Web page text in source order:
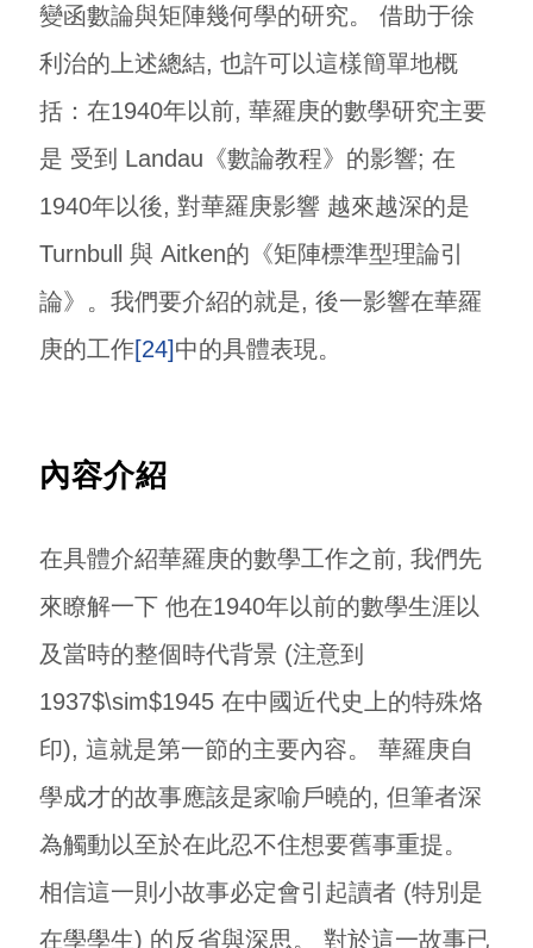
變函數論與矩陣幾何學的研究。 借助于徐
利治的上述總結, 也許可以這樣簡單地概
括：在1940年以前, 華羅庚的數學研究主要
是 受到 Landau《數論教程》的影響; 在
1940年以後, 對華羅庚影響 越來越深的是
Turnbull 與 Aitken的《矩陣標準型理論引
論》。我們要介紹的就是, 後一影響在華羅
庚的工作[24]中的具體表現。
內容介紹
在具體介紹華羅庚的數學工作之前, 我們先
來瞭解一下 他在1940年以前的數學生涯以
及當時的整個時代背景 (注意到
1937$\sim$1945 在中國近代史上的特殊烙
印), 這就是第一節的主要內容。 華羅庚自
學成才的故事應該是家喻戶曉的, 但筆者深
為觸動以至於在此忍不住想要舊事重提。
相信這一則小故事必定會引起讀者 (特別是
在學學生) 的反省與深思。 對於這一故事已